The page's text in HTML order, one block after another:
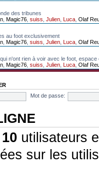
des tribunes
Magic76 suiss Julien Luca Olaf
au foot exclusivement
Magic76 suiss Julien Luca Olaf
n'ont rien à voir avec le foot, espace
Magic76 suiss Julien Luca Olaf
Mot de passe:
10 utilisateurs
sur les